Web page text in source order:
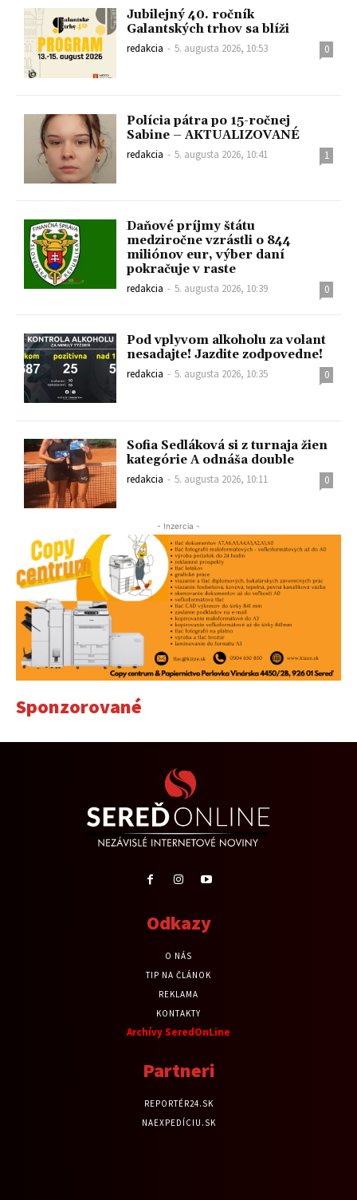
Jubilejný 40. ročník
Galantských trhov sa blíži
redakcia - 5. augusta 2026, 10:53 0
Polícia pátra po 15-ročnej
Sabine – AKTUALIZOVANÉ
redakcia - 5. augusta 2026, 10:41 1
Daňové príjmy štátu
medziročne vzrástli o 844
miliónov eur, výber daní
pokračuje v raste
redakcia - 5. augusta 2026, 10:39 0
Pod vplyvom alkoholu za volant
nesadajte! Jazdite zodpovedne!
redakcia - 5. augusta 2026, 10:35 0
Sofia Sedláková si z turnaja žien
kategórie A odnáša double
redakcia - 5. augusta 2026, 10:11 0
- Inzercia -
Sponzorované
Odkazy
O NÁS
TIP NA ČLÁNOK
REKLAMA
KONTAKTY
Archívy SeredOnLine
Partneri
REPORTÉR24.SK
NAEXPEDÍCIU.SK